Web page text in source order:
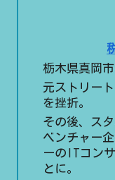
栃木県真岡
元ストリー
を挫折。
その後、ス
ベンチャー
ーのITコン
とに。